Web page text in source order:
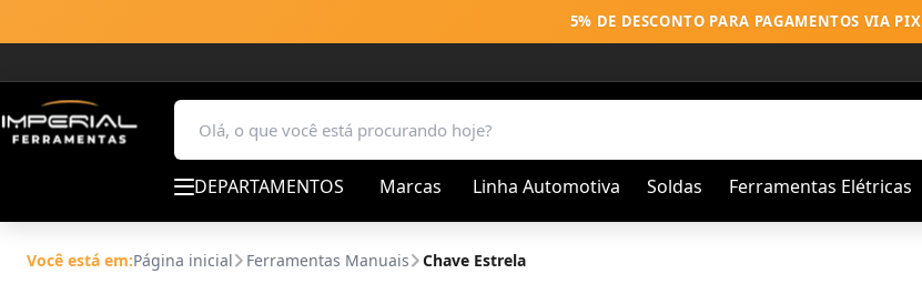
5% DE DESCONTO PARA PAGAMENTOS VIA PIX
DEPARTAMENTOS Marcas Linha Automotiva Soldas Ferramentas Elétricas
Você está em:Página inicial Ferramentas Manuais Chave Estrela